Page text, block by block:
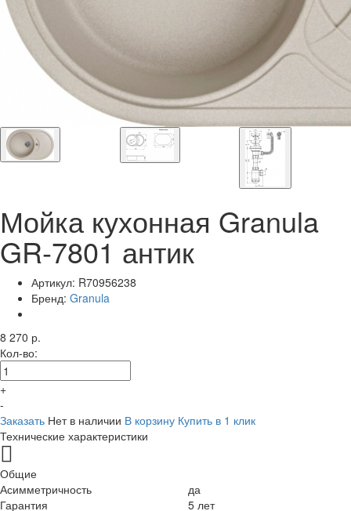
Мойка кухонная Granula
GR-7801 антик
Артикул: R70956238
Бренд: Granula
8 270 р.
Кол-во:
+
-
Заказать Нет в наличии В корзину Купить в 1 клик
Технические характеристики
Общие
Асимметричность
да
Гарантия
5 лет